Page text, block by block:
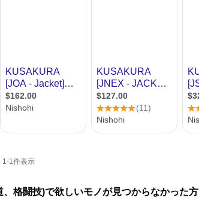
1-1件表示
格闘技)で欲しいモノが見つからなかった方